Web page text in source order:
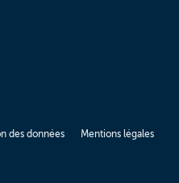
des données Mentions légales